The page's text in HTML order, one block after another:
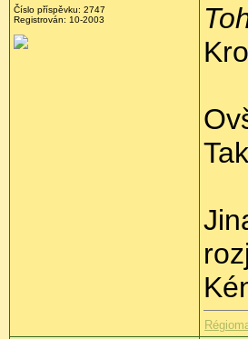
Číslo příspěvku: 2747
Registrován: 10-2003